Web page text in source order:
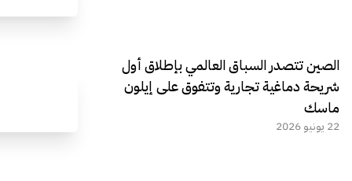
الصين تتصدر السباق العالمي بإطلاق أول
شريحة دماغية تجارية وتتفوق على إيلون
ماسك
22 يونيو 2026